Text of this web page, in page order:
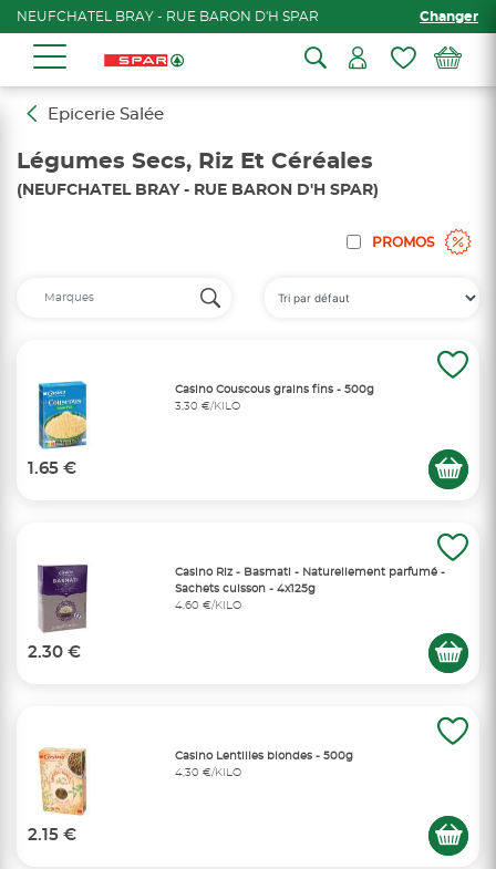
NEUFCHATEL BRAY - RUE BARON D'H SPAR Changer
Epicerie Salée
Légumes Secs, Riz Et Céréales
(NEUFCHATEL BRAY - RUE BARON D'H SPAR)
PROMOS
Casino Couscous grains fins - 500g
3,30 €/KILO
1.65 €
Casino Riz - Basmati - Naturellement parfumé -
Sachets cuisson - 4x125g
4,60 €/KILO
2.30 €
Casino Lentilles blondes - 500g
4,30 €/KILO
2.15 €